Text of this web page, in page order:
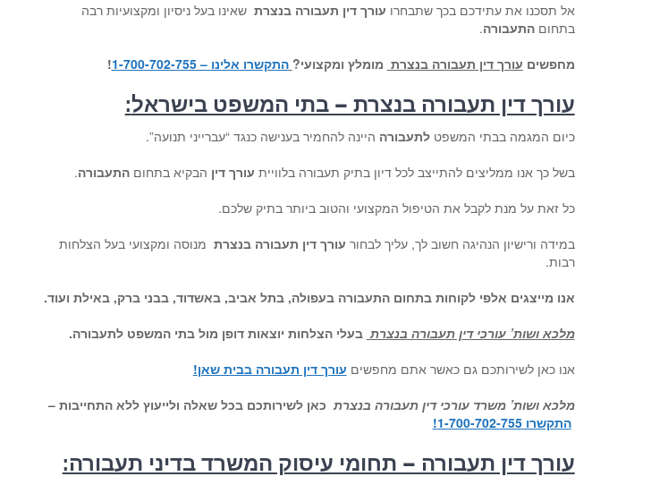
אל תסכנו את עתידכם בכך שתבחרו עורך דין תעבורה בנצרתשאינו בעל ניסיון ומקצועיות רבה
בתחום התעבורה.
מחפשים עורך דין תעבורה בנצרת מומלץ ומקצועי? התקשרו אלינו – 1-700-702-755 !
עורך דין תעבורה בנצרת – בתי המשפט בישראל:
כיום המגמה בבתי המשפט לתעבורה היינה להחמיר בענישה כנגד “עברייני תנועה”.
בשל כך אנו ממליצים להתייצב לכל דיון בתיק תעבורה בלוויית עורך דין הבקיא בתחוםהתעבורה.
כל זאת על מנת לקבל את הטיפול המקצועי והטוב ביותר בתיק שלכם.
במידה ורישיון הנהיגה חשוב לך, עליך לבחור עורך דין תעבורה בנצרת מנוסה ומקצועי בעל הצלחות
רבות.
אנו מייצגים אלפי לקוחות בתחום התעבורה בעפולה, בתל אביב, באשדוד, בבני ברק, באילת ועוד.
מלכא ושות’ עורכי דין תעבורה בנצרת בעלי הצלחות יוצאות דופן מול בתי המשפט לתעבורה.
אנו כאן לשירותכם גם כאשר אתם מחפשים עורך דין תעבורה בבית שאן!
מלכא ושות’ משרד עורכי דין תעבורה בנצרת כאן לשירותכם בכל שאלה ולייעוץ ללא התחייבות –
התקשרו 1-700-702-755!
עורך דין תעבורה – תחומי עיסוק המשרד בדיני תעבורה: